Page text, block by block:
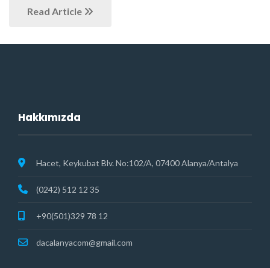
Read Article
Hakkımızda
Hacet, Keykubat Blv. No:102/A, 07400 Alanya/Antalya
(0242) 512 12 35
+90(501)329 78 12
dacalanyacom@gmail.com